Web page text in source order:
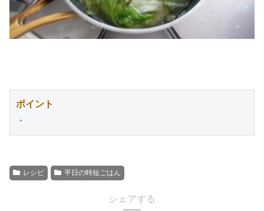
ポイント
・
レシピ 平日の時短ごはん
シェアする